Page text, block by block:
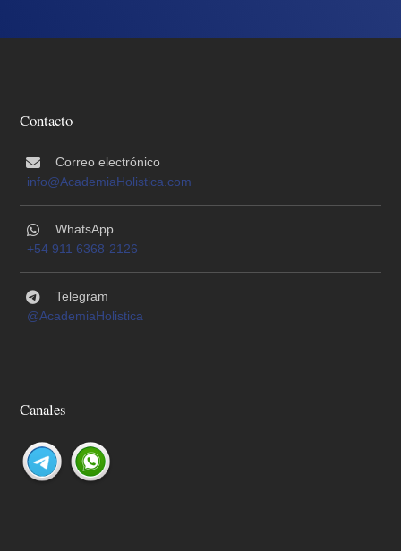
Contacto
Correo electrónico
info@AcademiaHolistica.com
WhatsApp
+54 911 6368-2126
Telegram
@AcademiaHolistica
Canales